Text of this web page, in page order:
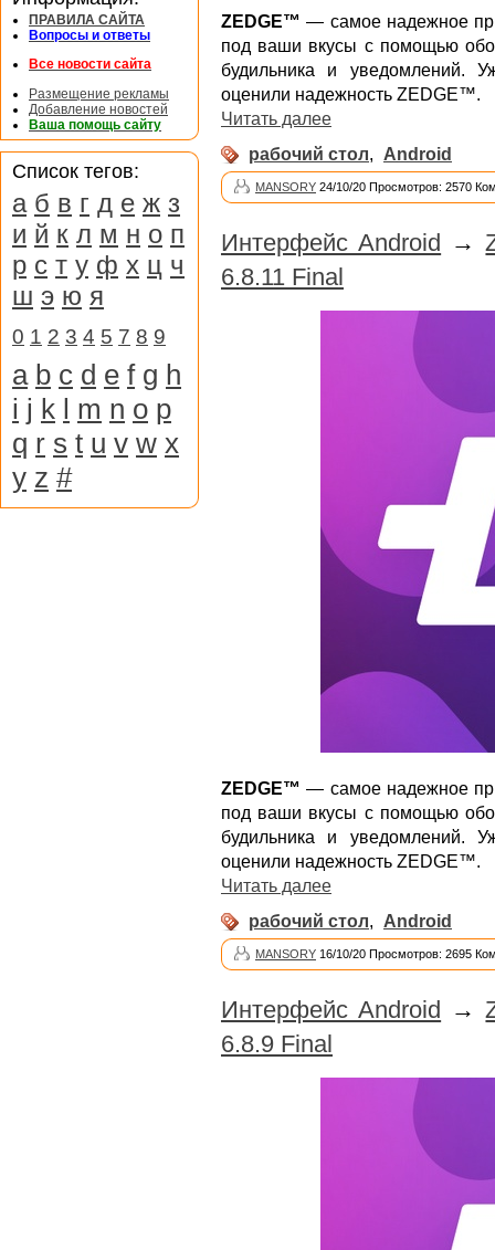
ZEDGE™ — самое надежное
под ваши вкусы с помощью
будильника и
оценили надежность ZEDGE™.
Читать далее
рабочий стол, Android
MANSORY 24/10/20 Просмотров: 2570
Интерфейс Android →
6.8.11 Final
ZEDGE™ — самое надежное
под ваши вкусы с помощью
будильника и
оценили надежность ZEDGE™.
Читать далее
рабочий стол, Android
MANSORY 16/10/20 Просмотров: 2695
Интерфейс Android →
6.8.9 Final
ПРАВИЛА САЙТА
Вопросы и ответы
Все новости сайта
Размещение рекламы
Добавление новостей
Ваша помощь сайту
Список тегов:
а б в г д е ж з
и й к л м н о п
р с т у ф х ц ч
ш э ю я
0 1 2 3 4 5 7 8 9
a b c d e f g h
i j k l m n o p
q r s t u v w x
y z #